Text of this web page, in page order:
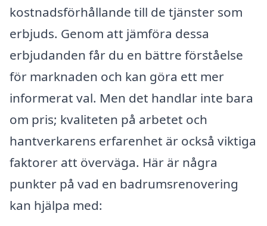
kostnadsförhållande till de tjänster som
erbjuds. Genom att jämföra dessa
erbjudanden får du en bättre förståelse
för marknaden och kan göra ett mer
informerat val. Men det handlar inte bara
om pris; kvaliteten på arbetet och
hantverkarens erfarenhet är också viktiga
faktorer att överväga. Här är några
punkter på vad en badrumsrenovering
kan hjälpa med: